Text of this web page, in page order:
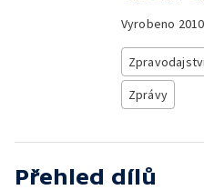
Vyrobeno 2010
Zprávy
Přehled dílů